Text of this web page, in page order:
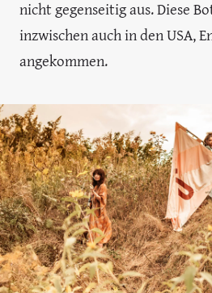
nicht gegenseitig aus. Diese
inzwischen auch in den USA,
angekommen.